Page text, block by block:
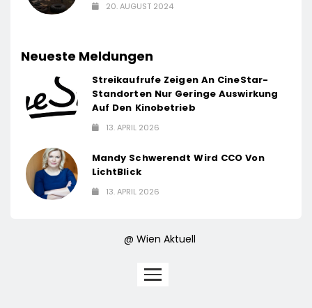
20. AUGUST 2024
Neueste Meldungen
Streikaufrufe Zeigen An CineStar-
Standorten Nur Geringe Auswirkung
Auf Den Kinobetrieb
13. APRIL 2026
Mandy Schwerendt Wird CCO Von
LichtBlick
13. APRIL 2026
@ Wien Aktuell